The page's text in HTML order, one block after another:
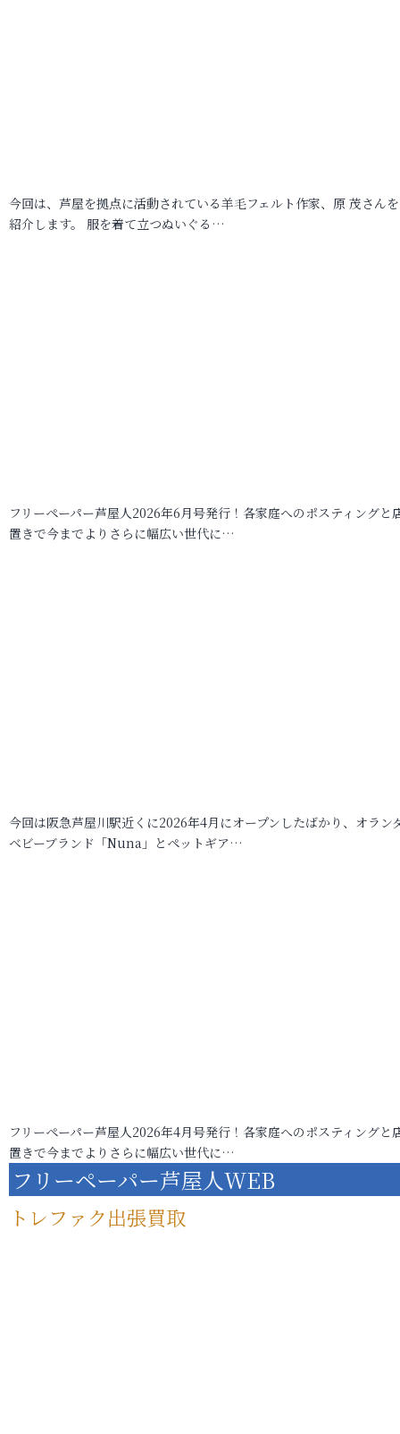
今回は、芦屋を拠点に活動されている羊毛フェルト作家、原 茂さん
紹介します。 服を着て立つぬいぐる…
フリーペーパー芦屋人2026年6月号発行！各家庭へのポスティングと
置きで今までよりさらに幅広い世代に…
今回は阪急芦屋川駅近くに2026年4月にオープンしたばかり、オラン
ベビーブランド「Nuna」とペットギア…
フリーペーパー芦屋人2026年4月号発行！各家庭へのポスティングと
置きで今までよりさらに幅広い世代に…
フリーペーパー芦屋人WEB
トレファク出張買取